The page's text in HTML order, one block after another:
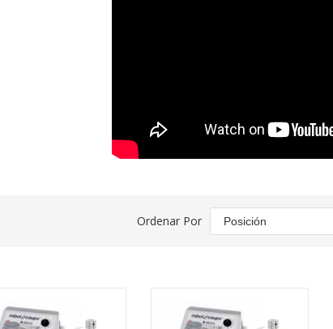
Ordenar Por